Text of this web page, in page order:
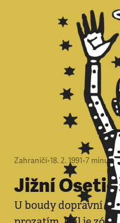
Zahraničí•18. 2. 1991•7 minut
Jižní Osetie
U boudy dopravní